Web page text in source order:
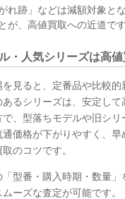
れ跡」などは減額対象と
が、高値買取への近道です
・人気シリーズは高値
を見ると、定番品や比較
るシリーズは、安定し
、型落ちモデルや旧シリ
価格が下がりやすく、早
のコツです。
「型番・購入時期・数量
ーズな査定が可能です。